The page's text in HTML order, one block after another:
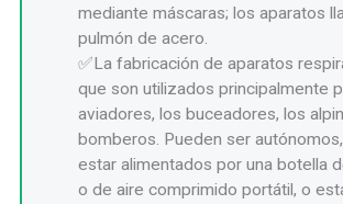
mediante máscaras; los aparatos
pulmón de acero.
La fabricación de aparatos
que son utilizados principalmente
aviadores, los buceadores, los
bomberos. Pueden ser
estar alimentados por una botella
o de aire comprimido portátil, o